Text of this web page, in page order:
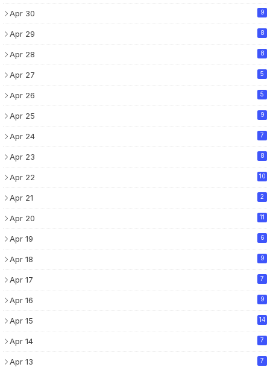
Apr 30 9
Apr 29 8
Apr 28 8
Apr 27 5
Apr 26 5
Apr 25 9
Apr 24 7
Apr 23 8
Apr 22 10
Apr 21 2
Apr 20 11
Apr 19 6
Apr 18 9
Apr 17 7
Apr 16 9
Apr 15 14
Apr 14 7
Apr 13 7